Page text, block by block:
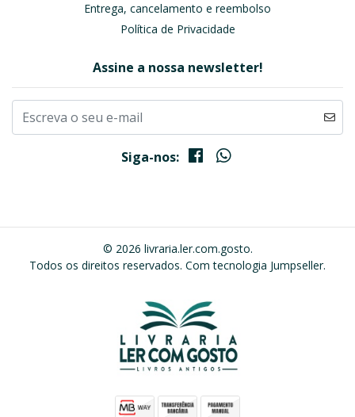
Entrega, cancelamento e reembolso
Política de Privacidade
Assine a nossa newsletter!
Siga-nos:
© 2026 livraria.ler.com.gosto.
Todos os direitos reservados. Com tecnologia Jumpseller.